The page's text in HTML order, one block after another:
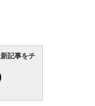
記事をチ